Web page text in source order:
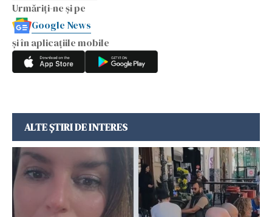
Urmăriți-ne și pe
Google News
și în aplicațiile mobile
ALTE ȘTIRI DE INTERES